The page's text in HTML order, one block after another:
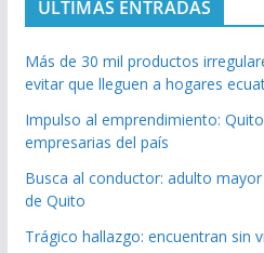
ULTIMAS ENTRADAS
Más de 30 mil productos
evitar que lleguen a hogares
Impulso al emprendimiento:
empresarias del país
Busca al conductor: adulto
de Quito
Trágico hallazgo: encuentran sin